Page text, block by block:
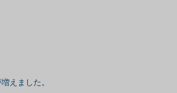
えました。